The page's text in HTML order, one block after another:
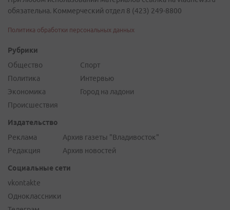
обязательна. Коммерческий отдел 8 (423) 249-8800
Политика обработки персональных данных
Рубрики
Общество
Политика
Экономика
Происшествия
Спорт
Интервью
Город на ладони
Издательство
Реклама
Редакция
Архив газеты "Владивосток"
Архив новостей
Социальные сети
vkontakte
Одноклассники